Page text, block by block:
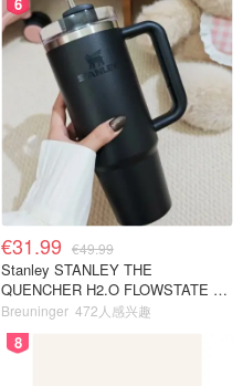
€31.99 €49.99
Stanley STANLEY THE
QUENCHER H2.O FLOWSTATE 保
温杯 1.18L 黑色
Breuninger 472人感兴趣
8